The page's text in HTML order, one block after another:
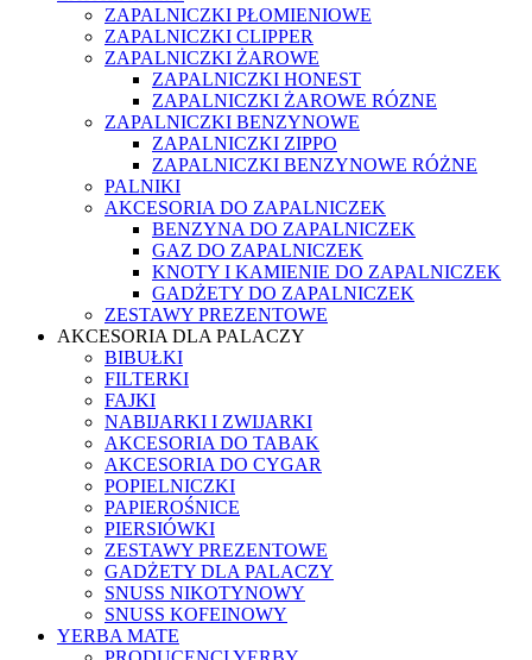
ZAPALNICZKI PŁOMIENIOWE
ZAPALNICZKI CLIPPER
ZAPALNICZKI ŻAROWE
ZAPALNICZKI HONEST
ZAPALNICZKI ŻAROWE RÓZNE
ZAPALNICZKI BENZYNOWE
ZAPALNICZKI ZIPPO
ZAPALNICZKI BENZYNOWE RÓŻNE
PALNIKI
AKCESORIA DO ZAPALNICZEK
BENZYNA DO ZAPALNICZEK
GAZ DO ZAPALNICZEK
KNOTY I KAMIENIE DO ZAPALNICZEK
GADŻETY DO ZAPALNICZEK
ZESTAWY PREZENTOWE
AKCESORIA DLA PALACZY
BIBUŁKI
FILTERKI
FAJKI
NABIJARKI I ZWIJARKI
AKCESORIA DO TABAK
AKCESORIA DO CYGAR
POPIELNICZKI
PAPIEROŚNICE
PIERSIÓWKI
ZESTAWY PREZENTOWE
GADŻETY DLA PALACZY
SNUSS NIKOTYNOWY
SNUSS KOFEINOWY
YERBA MATE